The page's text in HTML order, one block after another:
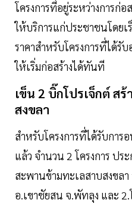
โครงการที่อยู่ระหว่างการก่
ให้บริการแก่ประชาชนโดยเ
ราคาสำหรับโครงการที่ได้
ให้เริ่มก่อสร้างได้ทันที
เข็น 2 บิ๊กโปรเจ็กต์ ส
สงขลา
สำหรับโครงการที่ได้รับกา
แล้ว จำนวน 2 โครงการ ปร
สะพานข้ามทะเลสาบสงขล
อ.เขาชัยสน จ.พัทลุง และ 2.